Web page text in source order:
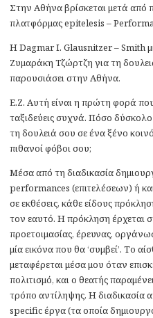
Στην Αθήνα βρίσκεται μετά από
πλατφόρμας epitelesis –
Η Dagmar I. Glausnitzer – Smith
Ζυμαράκη Τζώρτζη για τη
παρουσιάσει στην Αθήνα.
Ε.Ζ. Αυτή είναι η πρώτη φορά
ταξιδεύεις συχνά. Πόσο
τη δουλειά σου σε ένα ξένο
πιθανοί φόβοι σου;
Μέσα από τη διαδικασία
performances (επιτελέσεων) ή
σε εκθέσεις, κάθε είδους
τον εαυτό. Η πρόκληση έρχεται
προετοιμασίας, έρευνας,
μία εικόνα που θα ‘συμβεί’. Το
μεταφέρεται μέσα μου όταν
πολιτισμό, και ο θεατής
τρόπο αντίληψης. Η διαδικασία
specific έργα (τα οποία